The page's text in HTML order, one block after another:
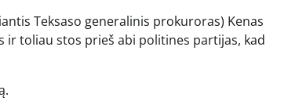
Teksaso generalinis prokuroras) Kenas
ir toliau stos prieš abi politines partijas, kad